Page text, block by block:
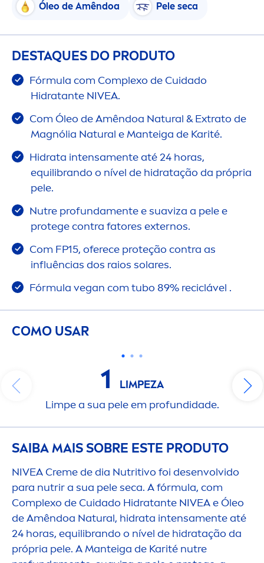
Óleo de Amêndoa Pele seca
DESTAQUES DO PRODUTO
Fórmula com Complexo de Cuidado
Hidratante NIVEA.
Com Óleo de Amêndoa Natural & Extrato de
Magnólia Natural e Manteiga de Karité.
Hidrata intensamente até 24 horas,
equilibrando o nível de hidratação da própria
pele.
Nutre profundamente e suaviza a pele e
protege contra fatores externos.
Com FP15, oferece proteção contra as
influências dos raios solares.
Fórmula vegan com tubo 89% reciclável .
COMO USAR
1
LIMPEZA
Limpe a sua pele em profundidade.
SAIBA MAIS SOBRE ESTE PRODUTO
NIVEA Cremede dia Nutritivo foi desenvolvido
para nutrir a sua pele seca. A fórmula, com
Complexo de Cuidado Hidratante NIVEAe Óleo
de Amêndoa Natural, hidrata intensamente até
24 horas, equilibrando o nível de hidratação da
própria pele. A Manteiga de Karité nutre